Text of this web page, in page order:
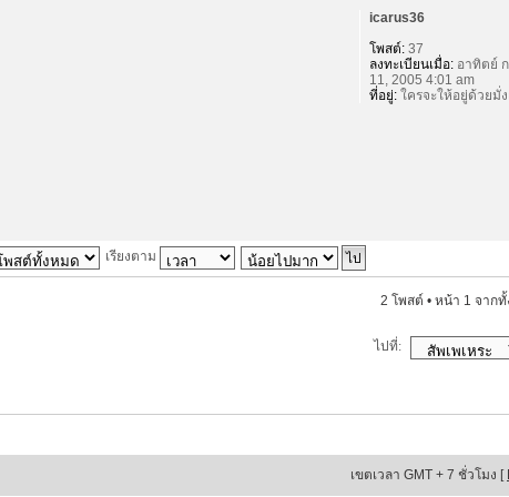
icarus36
โพสต์:37
ลงทะเบียนเมื่อ:อาทิตย์ ก
11, 2005 4:01 am
ที่อยู่:ใครจะให้อยู่ด้วยมั่ง
เรียงตาม
2 โพสต์ • หน้า 1 จาก
ไปที่:
เขตเวลา GMT + 7 ชั่วโมง [